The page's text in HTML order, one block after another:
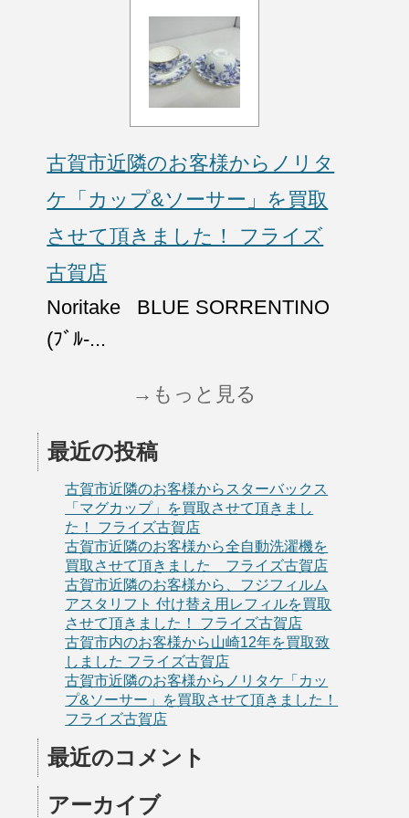
古賀市近隣のお客様からノリタ
ケ「カップ&ソーサー」を買取
させて頂きました！ フライズ
古賀店
Noritake BLUE SORRENTINO
(ﾌﾞﾙ-...
→もっと見る
最近の投稿
古賀市近隣のお客様からスターバックス
「マグカップ」を買取させて頂きまし
た！ フライズ古賀店
古賀市近隣のお客様から全自動洗濯機を
買取させて頂きました フライズ古賀店
古賀市近隣のお客様から、フジフィルム
アスタリフト 付け替え用レフィルを買取
させて頂きました！ フライズ古賀店
古賀市内のお客様から山崎12年を買取致
しました フライズ古賀店
古賀市近隣のお客様からノリタケ「カッ
プ&ソーサー」を買取させて頂きました！
フライズ古賀店
最近のコメント
アーカイブ